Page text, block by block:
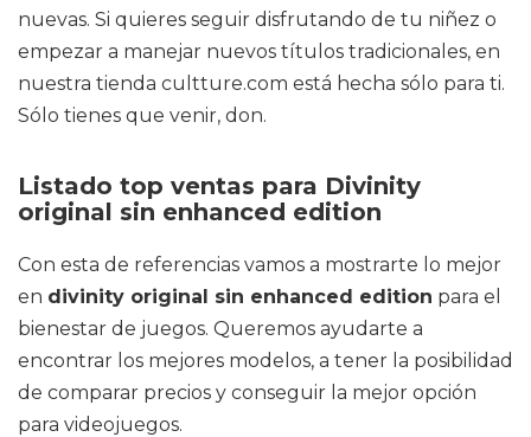
nuevas. Si quieres seguir disfrutando de tu niñez o
empezar a manejar nuevos títulos tradicionales, en
nuestra tienda cultture.com está hecha sólo para ti.
Sólo tienes que venir, don.
Listado top ventas para Divinity
original sin enhanced edition
Con esta de referencias vamos a mostrarte lo mejor
en divinity original sin enhanced edition para el
bienestar de juegos. Queremos ayudarte a
encontrar los mejores modelos, a tener la posibilidad
de comparar precios y conseguir la mejor opción
para videojuegos.